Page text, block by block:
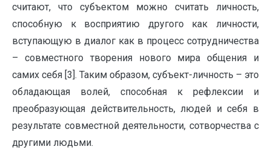
считают, что субъектом можно считать личность,
способную к восприятию другого как личности,
вступающую в диалог как в процесс сотрудничества
– совместного творения нового мира общения и
самих себя [3]. Таким образом, субъект-личность – это
обладающая волей, способная к рефлексии и
преобразующая действительность, людей и себя в
результате совместной деятельности, сотворчества с
другими людьми.